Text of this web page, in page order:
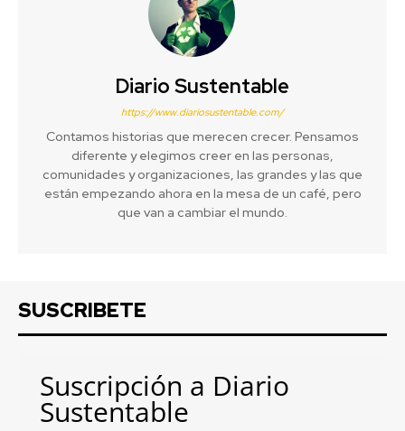
Diario Sustentable
https://www.diariosustentable.com/
Contamos historias que merecen crecer. Pensamos
diferente y elegimos creer en las personas,
comunidades y organizaciones, las grandes y las que
están empezando ahora en la mesa de un café, pero
que van a cambiar el mundo.
SUSCRIBETE
Suscripción a Diario
Sustentable